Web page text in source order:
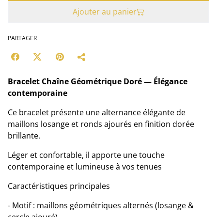
Ajouter au panier
PARTAGER
Bracelet Chaîne Géométrique Doré — Élégance
contemporaine
Ce bracelet présente une alternance élégante de
maillons losange et ronds ajourés en finition dorée
brillante.
Léger et confortable, il apporte une touche
contemporaine et lumineuse à vos tenues
Caractéristiques principales
- Motif : maillons géométriques alternés (losange &